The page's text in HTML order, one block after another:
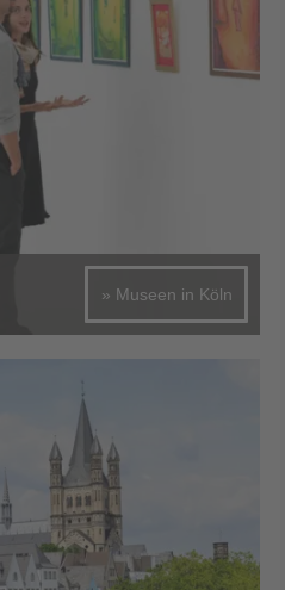
» Museen in Köln